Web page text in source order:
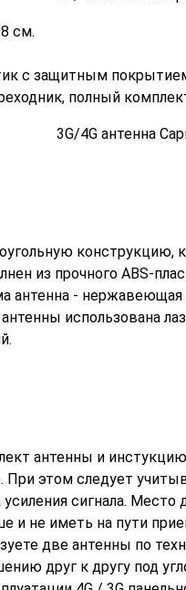
см.
с защитным
полный
из прочного ABS-
антенна -
использована
антенны и
этом следует
сигнала.
не иметь на пути
две антенны по
друг к другу под